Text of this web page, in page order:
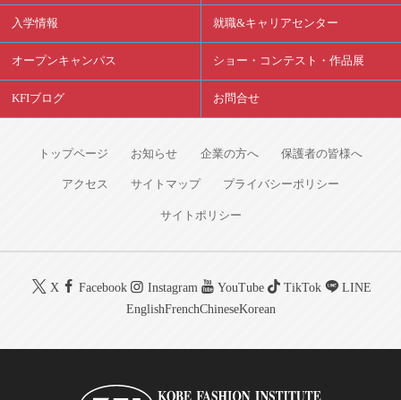
入学情報 就職&キャリアセンター
オープンキャンパス ショー・コンテスト・作品展
KFIブログ お問合せ
トップページ お知らせ 企業の方へ 保護者の皆様へ
アクセス サイトマップ プライバシーポリシー
サイトポリシー
X Facebook Instagram YouTube TikTok
LINE
EnglishFrenchChineseKorean